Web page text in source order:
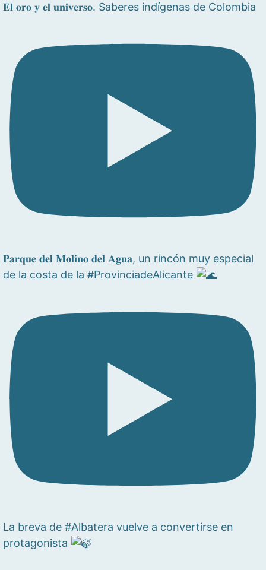
𝐄𝐥 𝐨𝐫𝐨 𝐲 𝐞𝐥 𝐮𝐧𝐢𝐯𝐞𝐫𝐬𝐨. Saberes indígenas de Colombia
𝐏𝐚𝐫𝐪𝐮𝐞 𝐝𝐞𝐥 𝐌𝐨𝐥𝐢𝐧𝐨 𝐝𝐞𝐥 𝐀𝐠𝐮𝐚, un rincón muy especial
de la costa de la #ProvinciadeAlicante
La breva de #Albatera vuelve a convertirse en
protagonista